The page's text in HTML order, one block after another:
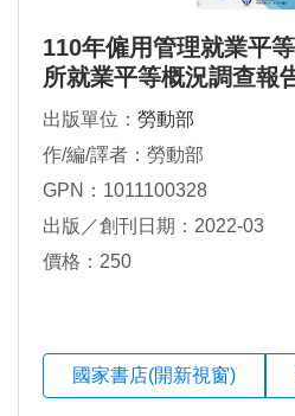
110年僱用管理就業平
所就業平等概況調查報
出版單位： 勞動部
作/編/譯者：勞動部
GPN：1011100328
出版／創刊日期：2022-03
價格：250
國家書店(開新視窗)